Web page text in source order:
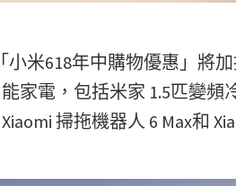
米618年中購物優惠」將
家電，包括米家 1.5匹變頻
掃拖機器人 6 Max和